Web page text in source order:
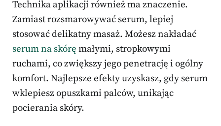
Technika aplikacji również ma znaczenie.
Zamiast rozsmarowywać serum, lepiej
stosować delikatny masaż. Możesz nakładać
serum na skórę małymi, stropkowymi
ruchami, co zwiększy jego penetrację i ogólny
komfort. Najlepsze efekty uzyskasz, gdy serum
wklepiesz opuszkami palców, unikając
pocierania skóry.